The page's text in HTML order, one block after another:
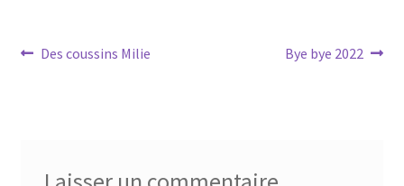
Navigation
Article
Des coussins Milie
Article
Bye bye 2022